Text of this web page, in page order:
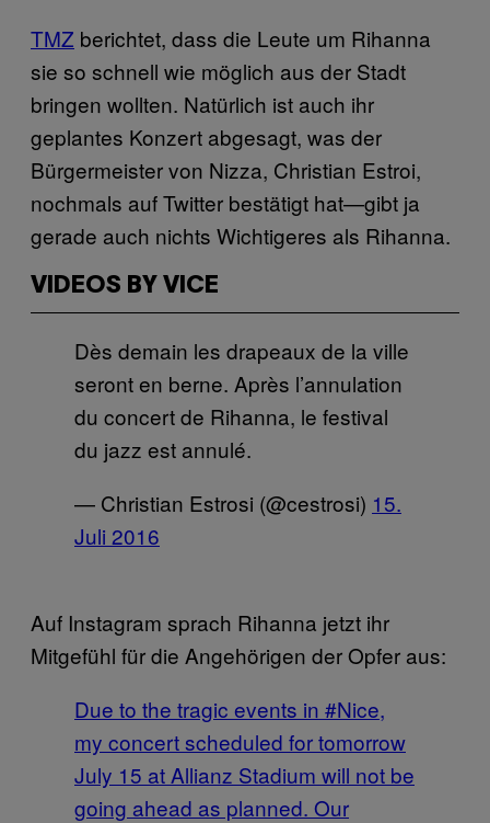
TMZ berichtet, dass die Leute um Rihanna
sie so schnell wie möglich aus der Stadt
bringen wollten. Natürlich ist auch ihr
geplantes Konzert abgesagt, was der
Bürgermeister von Nizza, Christian Estroi,
nochmals auf Twitter bestätigt hat—gibt ja
gerade auch nichts Wichtigeres als Rihanna.
VIDEOS BY VICE
Dès demain les drapeaux de la ville
seront en berne. Après l’annulation
du concert de Rihanna, le festival
du jazz est annulé.
— Christian Estrosi (@cestrosi) 15.
Juli 2016
Auf Instagram sprach Rihanna jetzt ihr
Mitgefühl für die Angehörigen der Opfer aus:
Due to the tragic events in #Nice,
my concert scheduled for tomorrow
July 15 at Allianz Stadium will not be
going ahead as planned. Our